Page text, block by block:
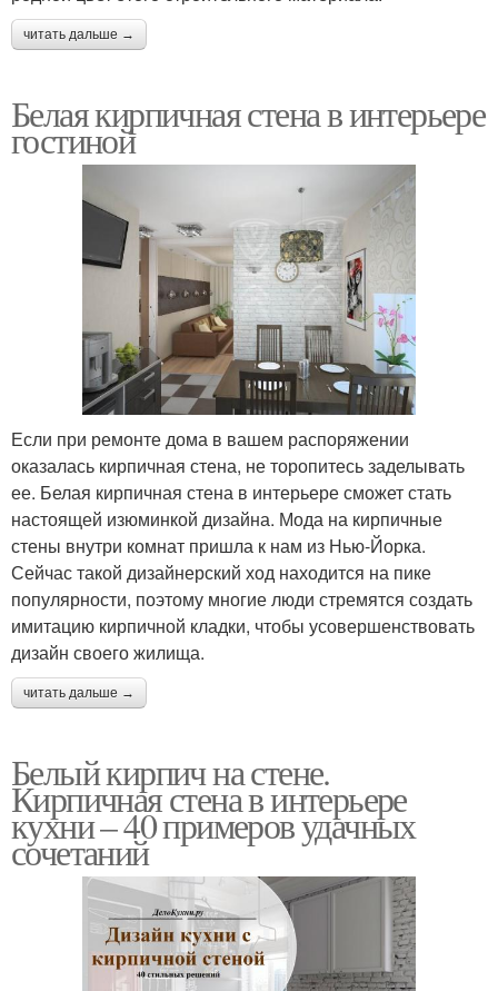
читать дальше →
Белая кирпичная стена в интерьере
гостиной
Если при ремонте дома в вашем распоряжении
оказалась кирпичная стена, не торопитесь заделывать
ее. Белая кирпичная стена в интерьере сможет стать
настоящей изюминкой дизайна. Мода на кирпичные
стены внутри комнат пришла к нам из Нью-Йорка.
Сейчас такой дизайнерский ход находится на пике
популярности, поэтому многие люди стремятся создать
имитацию кирпичной кладки, чтобы усовершенствовать
дизайн своего жилища.
читать дальше →
Белый кирпич на стене.
Кирпичная стена в интерьере
кухни – 40 примеров удачных
сочетаний